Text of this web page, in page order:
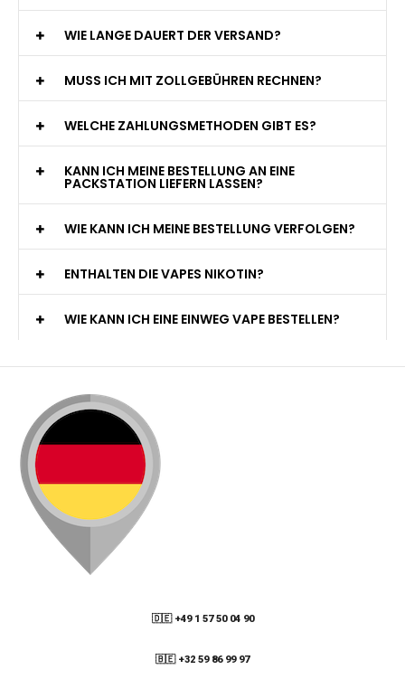
WIE LANGE DAUERT DER VERSAND?
MUSS ICH MIT ZOLLGEBÜHREN RECHNEN?
WELCHE ZAHLUNGSMETHODEN GIBT ES?
KANN ICH MEINE BESTELLUNG AN EINE
PACKSTATION LIEFERN LASSEN?
WIE KANN ICH MEINE BESTELLUNG VERFOLGEN?
ENTHALTEN DIE VAPES NIKOTIN?
WIE KANN ICH EINE EINWEG VAPE BESTELLEN?
🇩🇪 +49 1 57 50 04 90
🇧🇪 +32 59 86 99 97